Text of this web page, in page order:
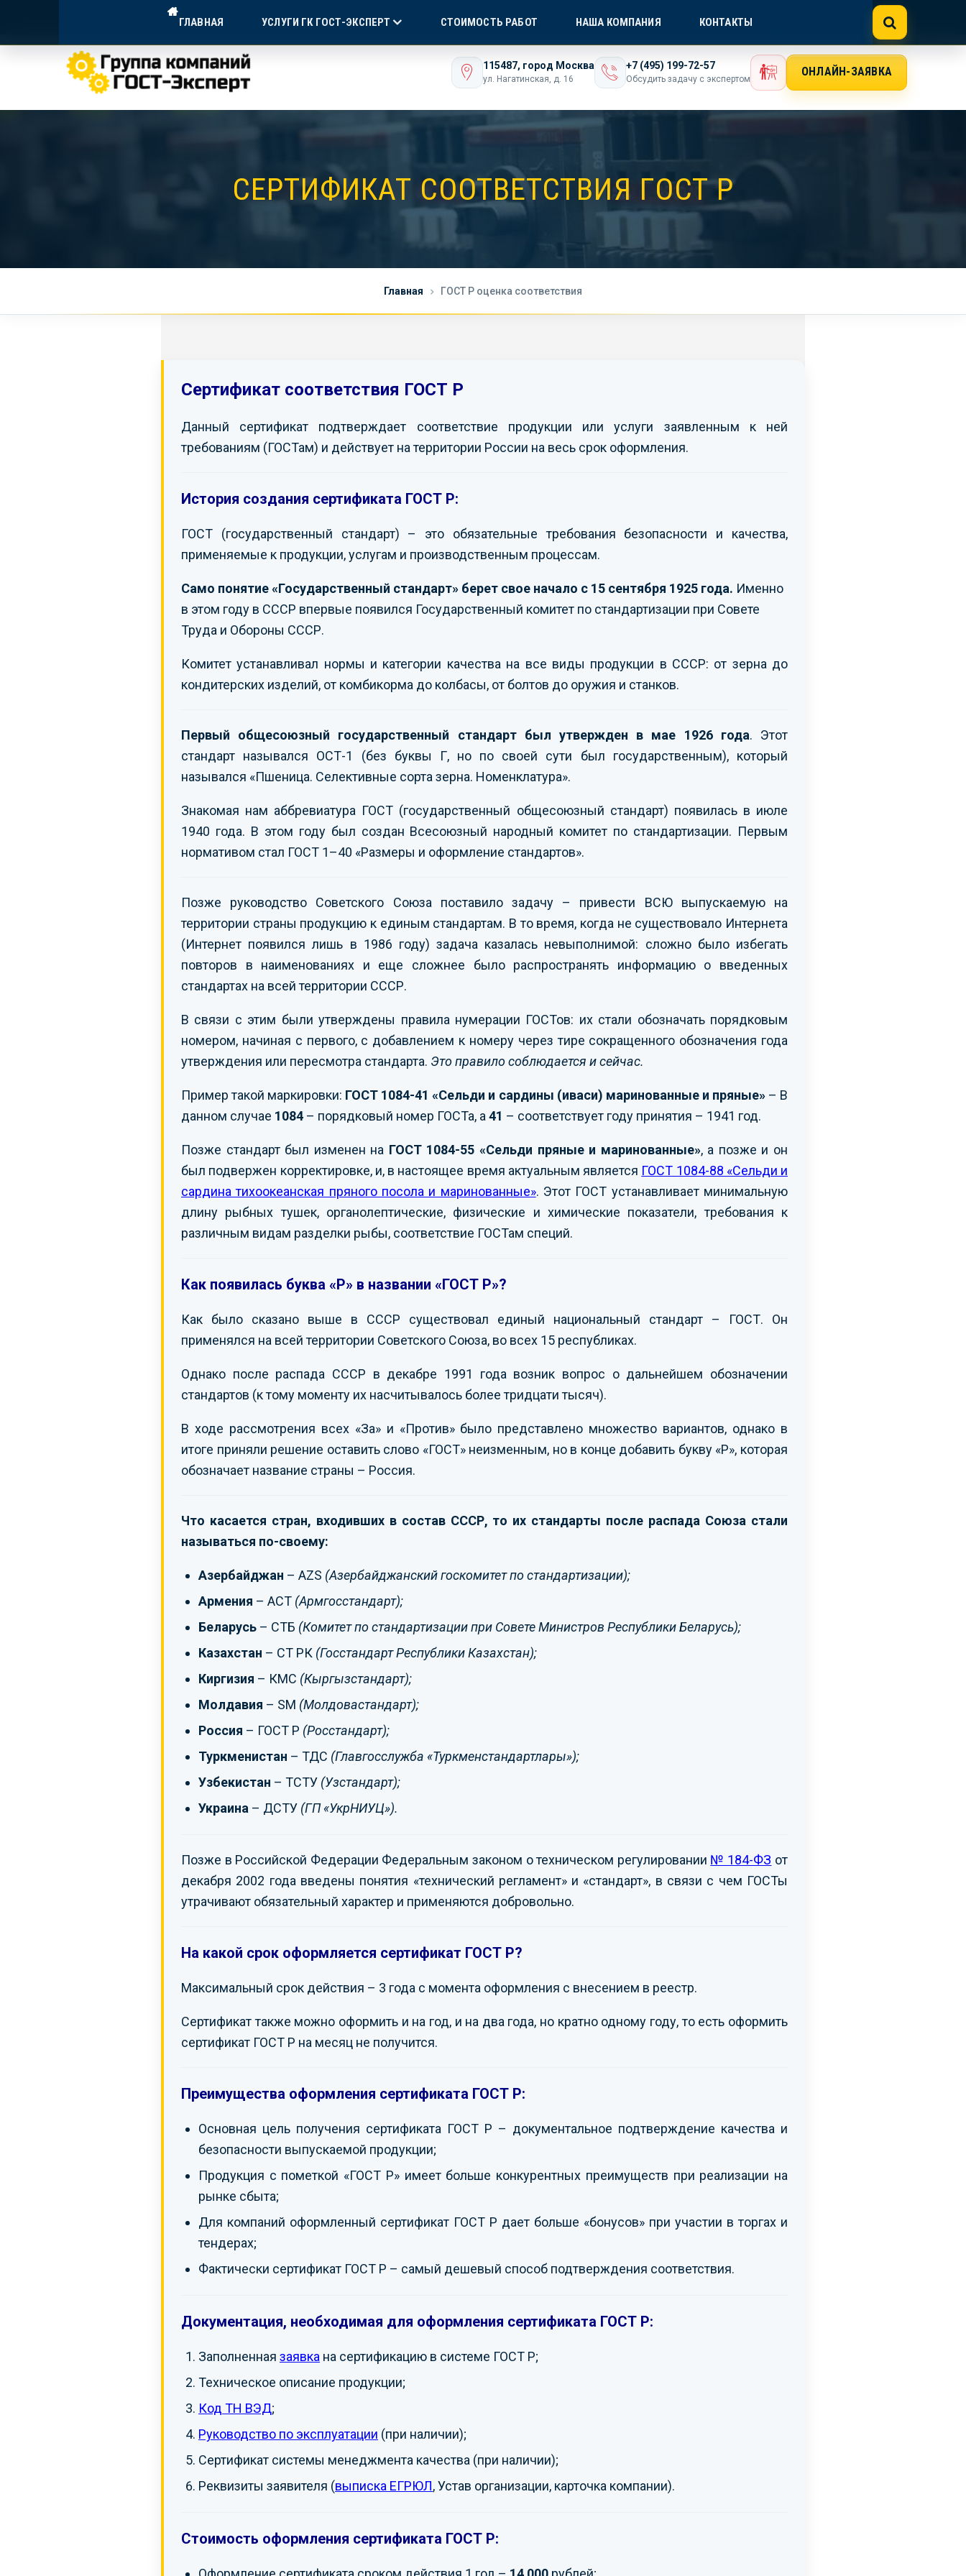
ГОСТ-ЭКСПЕРТ — ДОСТУПНАЯ СЕРТИФИКАЦИЯ
Экспертное сопровождение для вашего бизнеса
ONLINE@GOSTEXPERT.COM
115487, город Москва
ул. Нагатинская, д. 16
+7 (495) 199-72-57
Обсудить задачу с экспертом
ОНЛАЙН-ЗАЯВКА
ГЛАВНАЯ УСЛУГИ ГК ГОСТ-ЭКСПЕРТ СТОИМОСТЬ РАБОТ НАША КОМПАНИЯ КОНТАКТЫ
СЕРТИФИКАТ СООТВЕТСТВИЯ ГОСТ Р
Главная ГОСТ Р оценка соответствия
Сертификат соответствия ГОСТ Р
Данный сертификат подтверждает соответствие продукции или услуги заявленным к ней
требованиям (ГОСТам) и действует на территории России на весь срок оформления.
История создания сертификата ГОСТ Р:
ГОСТ (государственный стандарт) – это обязательные требования безопасности и качества,
применяемые к продукции, услугам и производственным процессам.
Само понятие «Государственный стандарт» берет свое начало с 15 сентября 1925 года. Именно
в этом году в СССР впервые появился Государственный комитет по стандартизации при Совете
Труда и Обороны СССР.
Комитет устанавливал нормы и категории качества на все виды продукции в СССР: от зерна до
кондитерских изделий, от комбикорма до колбасы, от болтов до оружия и станков.
Первый общесоюзный государственный стандарт был утвержден в мае 1926 года. Этот
стандарт назывался ОСТ-1 (без буквы Г, но по своей сути был государственным), который
назывался «Пшеница. Селективные сорта зерна. Номенклатура».
Знакомая нам аббревиатура ГОСТ (государственный общесоюзный стандарт) появилась в июле
1940 года. В этом году был создан Всесоюзный народный комитет по стандартизации. Первым
нормативом стал ГОСТ 1–40 «Размеры и оформление стандартов».
Позже руководство Советского Союза поставило задачу – привести ВСЮ выпускаемую на
территории страны продукцию к единым стандартам. В то время, когда не существовало Интернета
(Интернет появился лишь в 1986 году) задача казалась невыполнимой: сложно было избегать
повторов в наименованиях и еще сложнее было распространять информацию о введенных
стандартах на всей территории СССР.
В связи с этим были утверждены правила нумерации ГОСТов: их стали обозначать порядковым
номером, начиная с первого, с добавлением к номеру через тире сокращенного обозначения года
утверждения или пересмотра стандарта. Это правило соблюдается и сейчас.
Пример такой маркировки: ГОСТ 1084-41 «Сельди и сардины (иваси) маринованные и пряные»– В
данном случае 1084 – порядковый номер ГОСТа, а 41 – соответствует году принятия – 1941 год.
Позже стандарт был изменен на ГОСТ 1084-55 «Сельди пряные и маринованные», а позже и он
был подвержен корректировке, и, в настоящее время актуальным является ГОСТ 1084-88 «Сельди и
сардина тихоокеанская пряного посола и маринованные». Этот ГОСТ устанавливает минимальную
длину рыбных тушек, органолептические, физические и химические показатели, требования к
различным видам разделки рыбы, соответствие ГОСТам специй.
Как появилась буква «Р» в названии «ГОСТ Р»?
Как было сказано выше в СССР существовал единый национальный стандарт – ГОСТ. Он
применялся на всей территории Советского Союза, во всех 15 республиках.
Однако после распада СССР в декабре 1991 года возник вопрос о дальнейшем обозначении
стандартов (к тому моменту их насчитывалось более тридцати тысяч).
В ходе рассмотрения всех «За» и «Против» было представлено множество вариантов, однако в
итоге приняли решение оставить слово «ГОСТ» неизменным, но в конце добавить букву «Р», которая
обозначает название страны – Россия.
Что касается стран, входивших в состав СССР, то их стандарты после распада Союза стали
называться по-своему:
Азербайджан – AZS (Азербайджанский госкомитет по стандартизации);
Армения – ACT (Армгосстандарт);
Беларусь – СТБ (Комитет по стандартизации при Совете Министров Республики Беларусь);
Казахстан – СТ РК (Госстандарт Республики Казахстан);
Киргизия – КМС (Кыргызстандарт);
Молдавия – SM (Молдовастандарт);
Россия – ГОСТ Р (Росстандарт);
Туркменистан – ТДС (Главгосслужба «Туркменстандартлары»);
Узбекистан – ТСТУ (Узстандарт);
Украина – ДСТУ (ГП «УкрНИУЦ»).
Позже в Российской Федерации Федеральным законом о техническом регулировании № 184-ФЗ от
декабря 2002 года введены понятия «технический регламент» и «стандарт», в связи с чем ГОСТы
утрачивают обязательный характер и применяются добровольно.
На какой срок оформляется сертификат ГОСТ Р?
Максимальный срок действия – 3 года с момента оформления с внесением в реестр.
Сертификат также можно оформить и на год, и на два года, но кратно одному году, то есть оформить
сертификат ГОСТ Р на месяц не получится.
Преимущества оформления сертификата ГОСТ Р:
Основная цель получения сертификата ГОСТ Р – документальное подтверждение качества и
безопасности выпускаемой продукции;
Продукция с пометкой «ГОСТ Р» имеет больше конкурентных преимуществ при реализации на
рынке сбыта;
Для компаний оформленный сертификат ГОСТ Р дает больше «бонусов» при участии в торгах и
тендерах;
Фактически сертификат ГОСТ Р – самый дешевый способ подтверждения соответствия.
Документация, необходимая для оформления сертификата ГОСТ Р:
Заполненная заявка на сертификацию в системе ГОСТ Р;
Техническое описание продукции;
Код ТН ВЭД;
Руководство по эксплуатации (при наличии);
Сертификат системы менеджмента качества (при наличии);
Реквизиты заявителя (выписка ЕГРЮЛ, Устав организации, карточка компании).
Стоимость оформления сертификата ГОСТ Р: